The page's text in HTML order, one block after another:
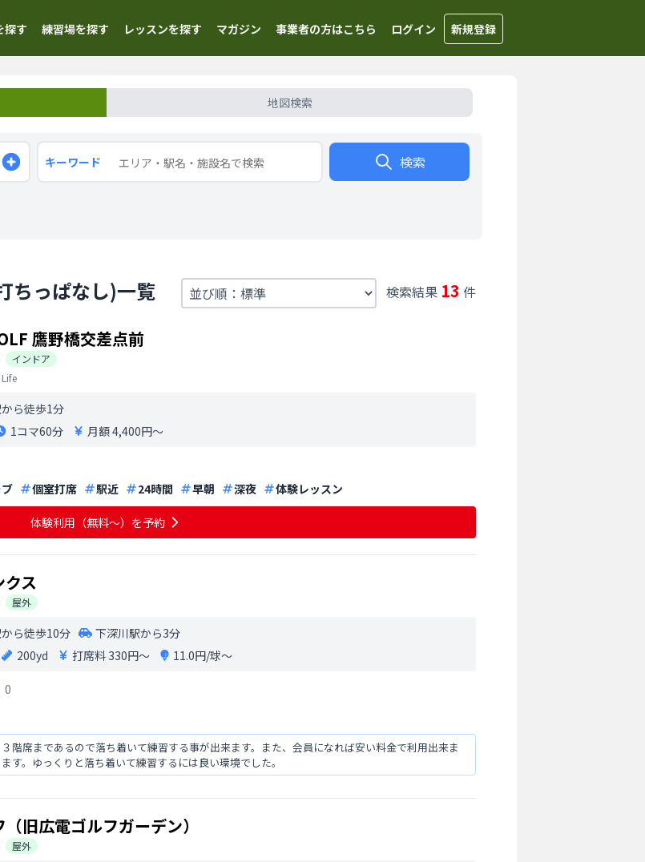
探す 練習場を探す レッスンを探す マガジン 事業者の方はこちら ログイン 新規登録
地図検索
キーワード 検索
ちっぱなし)一覧 検索結果 13 件
鷹野橋交差点前
インドア
ら徒歩1分
1コマ60分 月額 4,400円〜
個室打席 駅近 24時間 早朝 深夜 体験レッスン
体験利用（無料〜）を予約
クス
屋外
ら徒歩10分
下深川駅から3分
200yd 打席料 330円〜 11.0円/球〜
0
階席まであるので落ち着いて練習する事が出来ます。また、会員になれば安い料金で利用出来ま
す。ゆっくりと落ち着いて練習するには良い環境でした。
旧広電ゴルフガーデン）
屋外